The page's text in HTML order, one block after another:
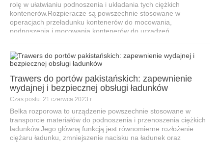
rolę w ułatwianiu podnoszenia i układania tych ciężkich
kontenerów.Rozpieracze są powszechnie stosowane w
operacjach przeładunku kontenerów do mocowania,
podnoszenia i mocowania kontenerów do urządzeń
Trawers do portów pakistańskich: zapewnienie
wydajnej i bezpiecznej obsługi ładunków
Czas postu: 21 czerwca 2023 r
Belka rozporowa to urządzenie powszechnie stosowane w
transporcie materiałów do podnoszenia i przenoszenia ciężkich
ładunków.Jego główną funkcją jest równomierne rozłożenie
ciężaru ładunku, zmniejszenie nacisku na ładunek oraz